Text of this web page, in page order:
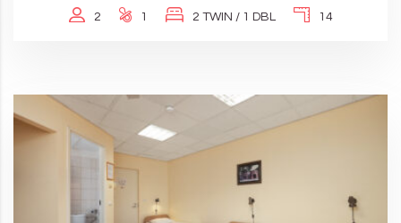
2 1 2 TWIN / 1 DBL 14